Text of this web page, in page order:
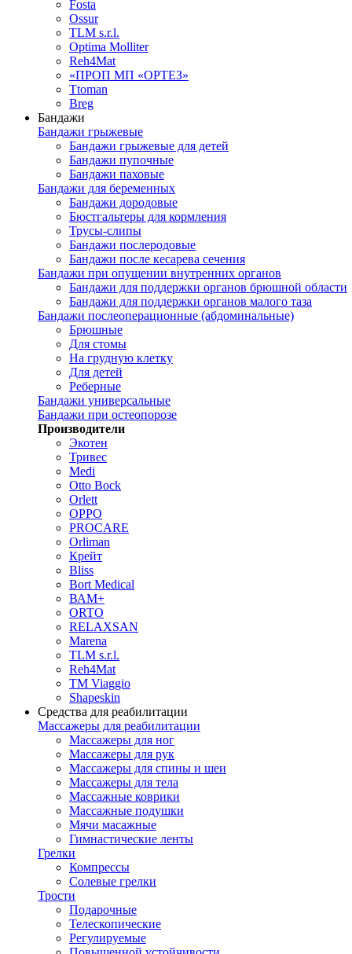
Fosta
Ossur
TLM s.r.l.
Optima Molliter
Reh4Mat
«ПРОП МП «ОРТЕЗ»
Ttoman
Breg
Бандажи
Бандажи грыжевые
Бандажи грыжевые для детей
Бандажи пупочные
Бандажи паховые
Бандажи для беременных
Бандажи дородовые
Бюстгальтеры для кормления
Трусы-слипы
Бандажи послеродовые
Бандажи после кесарева сечения
Бандажи при опущении внутренних органов
Бандажи для поддержки органов брюшной области
Бандажи для поддержки органов малого таза
Бандажи послеоперационные (абдоминальные)
Брюшные
Для стомы
На грудную клетку
Для детей
Реберные
Бандажи универсальные
Бандажи при остеопорозе
Производители
Экотен
Тривес
Medi
Otto Bock
Orlett
OPPO
PROCARE
Orliman
Крейт
Bliss
Bort Medical
ВАМ+
ORTO
RELAXSAN
Marena
TLM s.r.l.
Reh4Mat
TM Viaggio
Shapeskin
Средства для реабилитации
Массажеры для реабилитации
Массажеры для ног
Массажеры для рук
Массажеры для спины и шеи
Массажеры для тела
Массажные коврики
Массажные подушки
Мячи масажные
Гимнастические ленты
Грелки
Компрессы
Солевые грелки
Трости
Подарочные
Телескопические
Регулируемые